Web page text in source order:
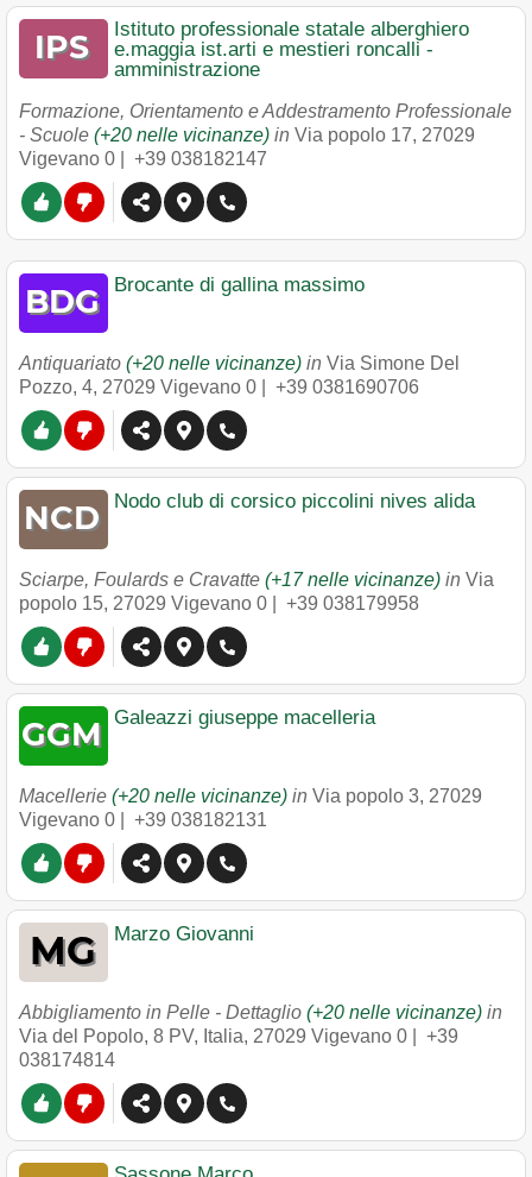
Istituto professionale statale alberghiero
e.maggia ist.arti e mestieri roncalli -
amministrazione
Formazione, Orientamento e Addestramento Professionale
- Scuole (+20 nelle vicinanze) in Via popolo 17, 27029
Vigevano 0 | +39 038182147
Brocante di gallina massimo
Antiquariato (+20 nelle vicinanze) in Via Simone Del
Pozzo, 4, 27029 Vigevano 0 | +39 0381690706
Nodo club di corsico piccolini nives alida
Sciarpe, Foulards e Cravatte (+17 nelle vicinanze) in Via
popolo 15, 27029 Vigevano 0 | +39 038179958
Galeazzi giuseppe macelleria
Macellerie (+20 nelle vicinanze) in Via popolo 3, 27029
Vigevano 0 | +39 038182131
Marzo Giovanni
Abbigliamento in Pelle - Dettaglio (+20 nelle vicinanze) in
Via del Popolo, 8 PV, Italia, 27029 Vigevano 0 | +39
038174814